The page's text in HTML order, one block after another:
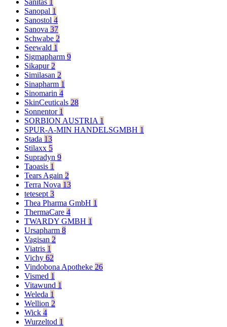
Sanitas 1
Sanopal 1
Sanostol 4
Sanova 37
Schwabe 2
Seewald 1
Sigmapharm 9
Sikapur 2
Similasan 2
Sinapharm 1
Sinomarin 4
SkinCeuticals 28
Sonnentor 1
SORBION AUSTRIA 1
SPUR-A-MIN HANDELSGMBH 1
Stada 13
Stilaxx 5
Supradyn 9
Taoasis 1
Tears Again 2
Terra Nova 13
tetesept 3
Thea Pharma GmbH 1
ThermaCare 4
TWARDY GMBH 1
Ursapharm 8
Vagisan 2
Viatris 1
Vichy 62
Vindobona Apotheke 26
Vismed 1
Vitawund 1
Weleda 1
Wellion 2
Wick 4
Wurzeltod 1